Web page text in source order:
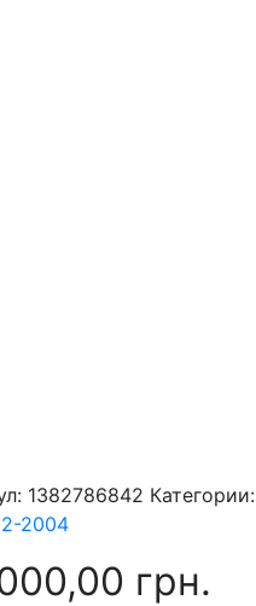
1382786842 Категории:
2004
грн.